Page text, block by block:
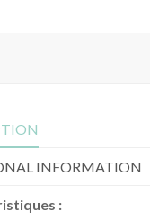
INFORMATION
: